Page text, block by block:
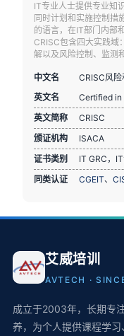
IT专业人士提供专业知
同时计划和实施控制措
的语言，在IT部门内部
CRISC包含四大实践域
解以及风险控制、监测
中文名
CRISC风
英文名
Certified in
英文简称
CRISC
颁证机构
ISACA
证书类别
IT GRC，
同类认证
CGEIT、
艾威培训
AVTECH ·
成立于2003年，长期专
养，为个人提供课程学